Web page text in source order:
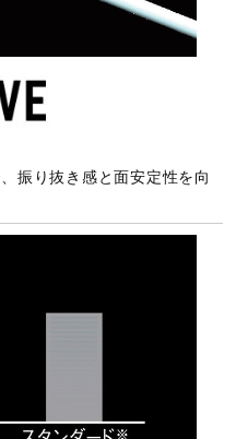
振り抜き感と面安定性を向